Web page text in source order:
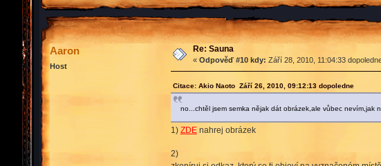
Aaron
Host
Re: Sauna
« Odpověď #10 kdy: Září 28, 2010, 11:04:33
Citace: Akio Naoto Září 26, 2010, 09:12:13 dopoledne
no...chtěl jsem semka nějak dát obrázek,ale vůbec nevím,jak
1) ZDEnahrej obrázek
2)